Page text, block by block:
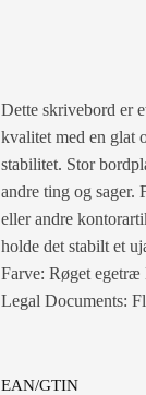
Dette skrivebord er
kvalitet med en glat
stabilitet. Stor
andre ting og sager.
eller andre
holde det stabilt et
Farve: Røget
Legal Documents:
EAN/GTIN